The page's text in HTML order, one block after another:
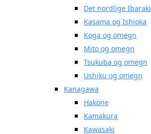
Det nordlige Ibaraki
Kasama og Ishioka
Koga og omegn
Mito og omegn
Tsukuba og omegn
Ushiku og omegn
Kanagawa
Hakone
Kamakura
Kawasaki